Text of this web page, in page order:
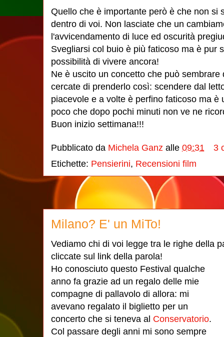
Quello che è importante però è che non si
dentro di voi. Non lasciate che un
l'avvicendamento di luce ed oscurità
Svegliarsi col buio è più faticoso ma è pur
possibilità di vivere ancora!
Ne è uscito un concetto che può
cercate di prenderlo così: scendere dal
piacevole e a volte è perfino faticoso ma è
poco che dopo pochi minuti non ve ne
Buon inizio settimana!!!
Pubblicato da Michela Ganz alle 09:31
3
Etichette: Pensierini, Recensioni film
Milano? E' un MiTo!
Vediamo chi di voi legge tra le righe della
cliccate sul link della parola!
Ho conosciuto questo Festival qualche
anno fa grazie ad un regalo delle mie
compagne di pallavolo di allora: mi
avevano regalato il biglietto per un
concerto che si teneva al Conservatorio.
Col passare degli anni mi sono sempre